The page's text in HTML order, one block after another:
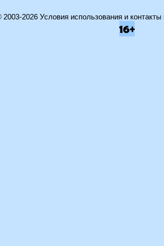
2026 Условия использования и контакты